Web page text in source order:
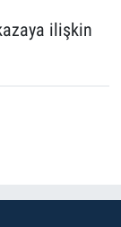
ilişkin